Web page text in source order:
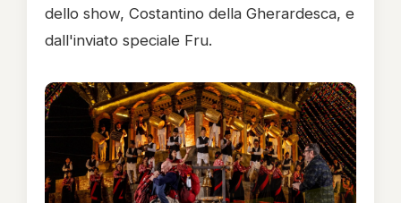
dello show, Costantino della Gherardesca, e
dall'inviato speciale Fru.